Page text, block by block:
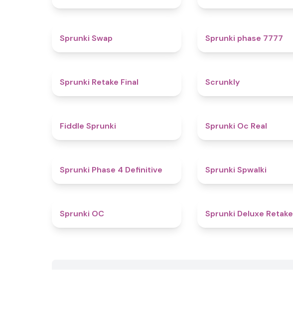
Sprunki Swap Sprunki phase 7777
Sprunki Retake Final Scrunkly
Fiddle Sprunki Sprunki Oc Real
Sprunki Phase 4 Definitive Sprunki Spwalki
Sprunki OC Sprunki Deluxe Retake